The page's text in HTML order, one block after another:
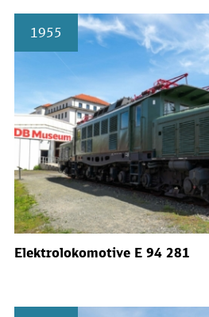
1955
Elektrolokomotive E 94 281